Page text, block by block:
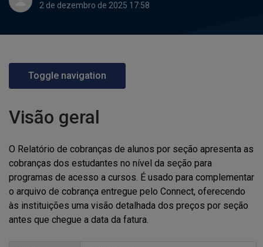
2 de dezembro de 2025 17:58
Toggle navigation
Visão geral
O Relatório de cobranças de alunos por seção apresenta as
cobranças dos estudantes no nível da seção para
programas de acesso a cursos. É usado para complementar
o arquivo de cobrança entregue pelo Connect, oferecendo
às instituições uma visão detalhada dos preços por seção
antes que chegue a data da fatura.